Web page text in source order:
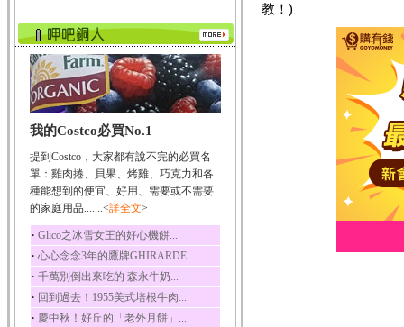
酸、迷迭香酸、植物...
咖啡
咖啡中的咖啡因會刺激
中樞神經系統，特別...
椰子
椰子含有糖類、脂肪、
荔枝
荔枝性質溫和所含的營
養素有醣類、檸檬酸...
五味子
五味子性質溫熱所含營
養成分有揮發油、檸...
草魚
草魚含有維生素A、維生
素C、及豐富的蛋白...
我的Costco必買No.1
提到Costco，大家都有說不完的必買名
單：雞肉捲、貝果、烤雞、巧克力和各
種能想到的便宜、好用、需要或不需要
的家庭用品.......<詳全文>
‧ Glico之冰雪女王的好心機餅...
‧ 心心念念3年的鷹牌GHIRARDE...
‧ 千萬別倒出來吃的 森永牛奶...
‧ 回到過去！1955美式培根牛肉...
‧ 慶中秋！好丘的「老外月餅」...
教！)